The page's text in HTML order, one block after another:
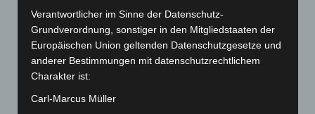
Dezember 2024(89)
November 2024(94)
Oktober 2024(93)
Verantwortlicher im Sinne der Datenschutz-
Grundverordnung, sonstiger in den Mitgliedstaaten der
Europäischen Union geltenden Datenschutzgesetze und
anderer Bestimmungen mit datenschutzrechtlichem
Charakter ist:
Carl-Marcus Müller